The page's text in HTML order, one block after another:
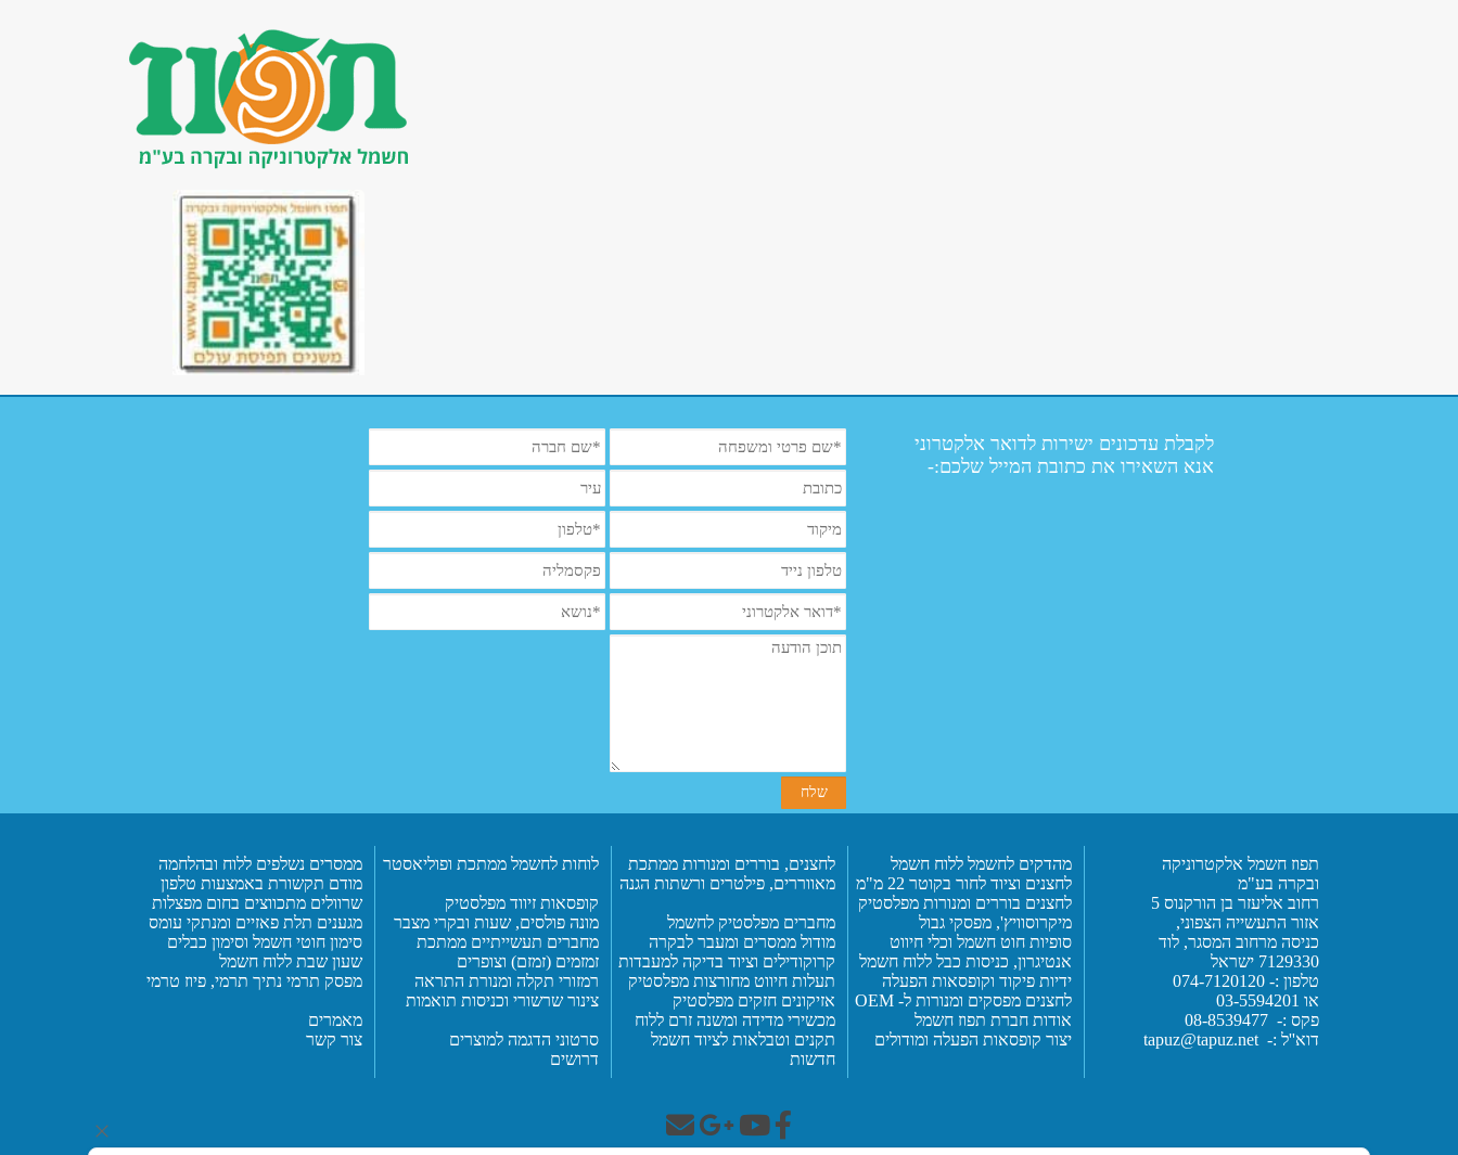
לקבלת עדכונים ישירות לדואר אלקטרוני
אנא השאירו את כתובת המייל שלכם:-
תפוז חשמל אלקטרוניקה
ובקרה בע"מ
רחוב אליעזר בן הורקנוס 5
אזור התעשייה הצפוני,
כניסה מרחוב המסגר, לוד
7129330 ישראל
טלפון :- 074-7120120
או 03-5594201
פקס :- 08-8539477
דוא''ל :- tapuz@tapuz.net
מהדקים לחשמל ללוח חשמל
לחצנים וציוד לחור בקוטר 22
מ"מ
לחצנים בוררים ומנורות מפלסטיק
מיקרוסוויץ', מפסקי גבול
סופיות חוט חשמל וכלי חיווט
אנטיגרון, כניסות כבל ללוח חשמל
ידיות פיקוד וקופסאות הפעלה
לחצנים מפסקים ומנורות ל- OEM
אודות חברת תפוז חשמל
יצור קופסאות הפעלה ומודולים
לחצנים, בוררים ומנורות ממתכת
מאווררים, פילטרים ורשתות הגנה
מחברים מפלסטיק לחשמל
מודול ממסרים ומעבר לבקרה
קרוקודילים וציוד בדיקה למעבדות
תעלות חיווט מחורצות מפלסטיק
אזיקונים חזקים מפלסטיק
מכשירי מדידה ומשנה זרם ללוח
תקנים וטבלאות לציוד חשמל
חדשות
לוחות לחשמל ממתכת ופוליאסטר
קופסאות זיווד מפלסטיק
מונה פולסים, שעות ובקרי מצבר
מחברים תעשייתיים ממתכת
זמזמים (זמזם) וצופרים
רמזורי תקלה ומנורת התראה
צינור שרשורי וכניסות תואמות
סרטוני הדגמה למוצרים
דרושים
ממסרים נשלפים ללוח ובהלחמה
מודם תקשורת באמצעות טלפון
שרוולים מתכווצים בחום מפצלות
מגענים תלת פאזיים ומנתקי עומס
סימון חוטי חשמל וסימון כבלים
שעון שבת ללוח חשמל
מפסק תרמי נתיך תרמי, פיוז טרמי
מאמרים
צור קשר